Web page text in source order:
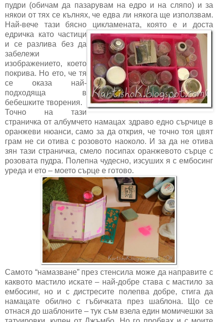
пудри (обичам да пазарувам на едро и на сляпо) и за
някои от тях се кълнях, че едва ли някога ще използвам.
Най-вече тази бясно цикламената, която е и доста
едричка като частици
и се разлива без да
забележи
изображението, което
покрива. Но ето, че тя
се оказа най-
подходяща в
бебешките творения.
Точно на тази
страничка от албумчето намацах здраво едно сърчице в
оранжеви нюанси, само за да открия, че точно тоя цвят
грам не си отива с розовото наоколо. И за да не отива
зян тази страничка, смело посипах оранжевото сърце с
розовата пудра. Полепна чудесно, изсуших я с ембосинг
уреда и ето – моето сърце е готово.
Самото “намазване” през стенсила може да направите с
каквото мастило искате – най-добре става с мастило за
ембосинг, но и с дистресите полепва добре, стига да
намацате обилно с гъбичката през шаблона. Що се
отнася до шаблоните – тук съм взела един момичешки за